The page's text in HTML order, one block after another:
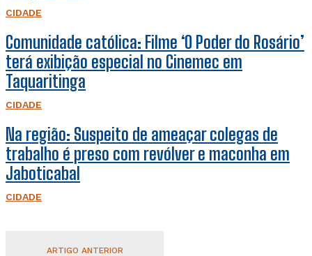
CIDADE
Comunidade católica: Filme ‘O Poder do Rosário’
terá exibição especial no Cinemec em
Taquaritinga
CIDADE
Na região: Suspeito de ameaçar colegas de
trabalho é preso com revólver e maconha em
Jaboticabal
CIDADE
ARTIGO ANTERIOR